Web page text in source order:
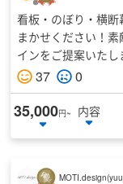
看板・のぼり・横断
まかせください！素
インをご提案いたし
37 0
35,000円~
内容
MOTI.design(